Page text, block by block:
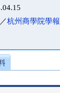
杭州商學院學報